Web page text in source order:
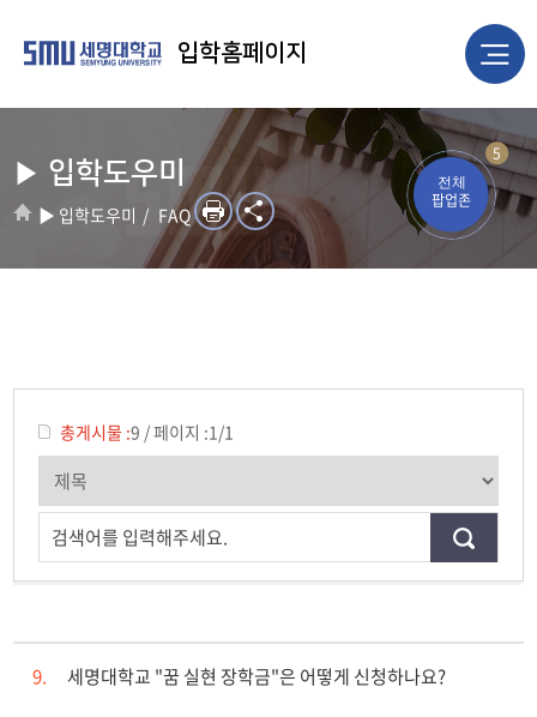
5
전체
팝업존
입학홈페이지
▶ 입학도우미
▶ 입학도우미 FAQ
총게시물 :9 /페이지 :1/1
검색어를 입력해주세요.
9. 세명대학교 "꿈 실현 장학금"은 어떻게 신청하나요?